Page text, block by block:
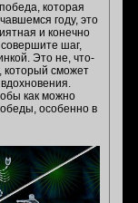
которая
году, это
и конечно
шаг,
Это не, что-
который сможет
как можно
особенно в